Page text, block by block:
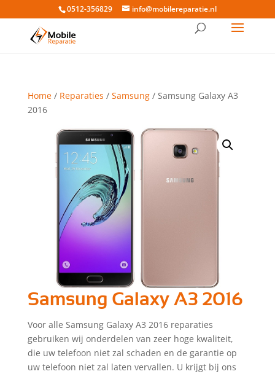
0512-356829 info@mobilereparatie.nl
Home/ Reparaties / Samsung/ Samsung Galaxy A3
2016
Samsung Galaxy A3 2016
Voor alle Samsung Galaxy A3 2016 reparaties
gebruiken wij onderdelen van zeer hoge kwaliteit,
die uw telefoon niet zal schaden en de garantie op
uw telefoon niet zal laten vervallen. U krijgt bij ons